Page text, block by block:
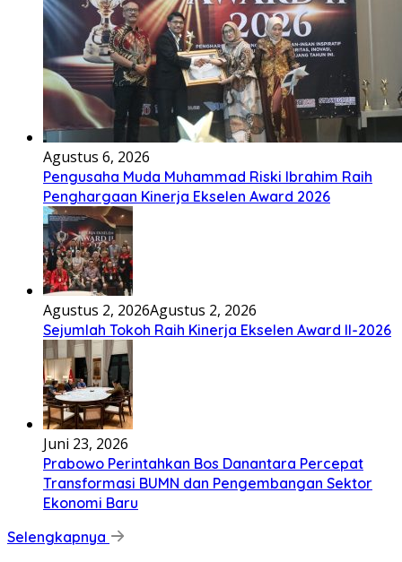
Agustus 6, 2026
Pengusaha Muda Muhammad Riski Ibrahim Raih
Penghargaan Kinerja Ekselen Award 2026
Agustus 2, 2026Agustus 2, 2026
Sejumlah Tokoh Raih Kinerja Ekselen Award II-2026
Juni 23, 2026
Prabowo Perintahkan Bos Danantara Percepat
Transformasi BUMN dan Pengembangan Sektor
Ekonomi Baru
Selengkapnya